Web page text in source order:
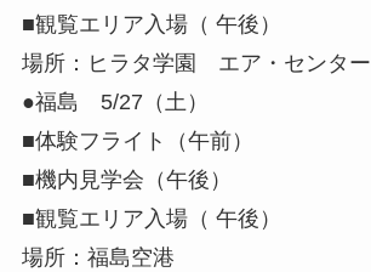
■観覧エリア入場（ 午後）
場所：ヒラタ学園 エア・センター
●福島 5/27（土）
■体験フライト（午前）
■機内見学会（午後）
■観覧エリア入場（ 午後）
場所：福島空港